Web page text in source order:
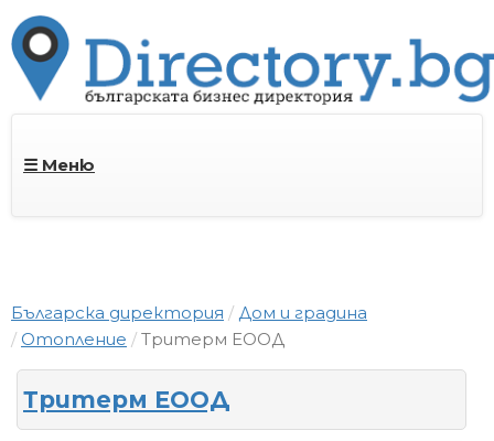
☰ Меню
Българска директория
Дом и градина
Отопление
Тритерм ЕООД
Тритерм ЕООД